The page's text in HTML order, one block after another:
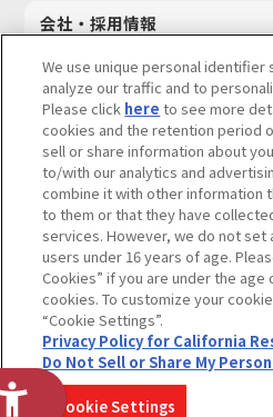
会社・採用情報
採用情報
サステナビリティ
お問い合わせ
ウェブサイトご利用条件 ソーシャルメデ
個人情報及び特定個人情報等の取り扱い
Do Not Sell or Share My Personal
カスタマーハラスメントに対する基本的な
コピーライト
We use unique personal identifier
analyze our traffic and to
Please click here to see more
cookies and the retention period
sell or share information about
to/with our analytics and
combine it with other information
to them or that they have
services. However, we do not set
users under 16 years of age.
Cookies” if you are under the
cookies. To customize your
“Cookie Settings”.
Privacy Policy for California
Do Not Sell or Share My
Cookie Settings